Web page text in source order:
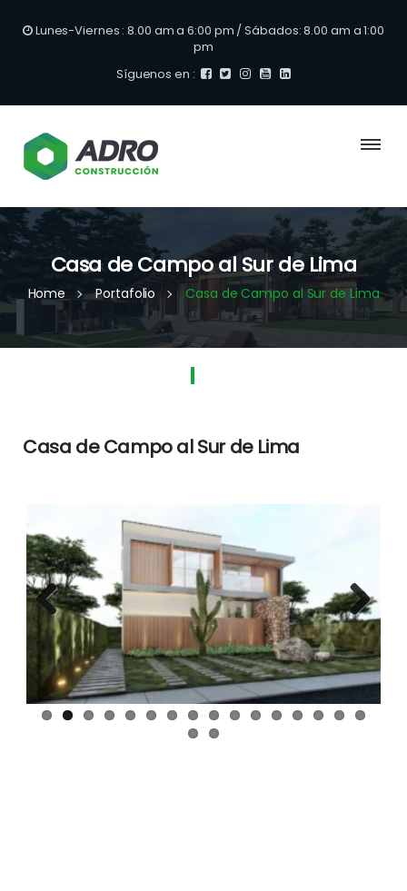
Lunes-Viernes : 8.00 am a 6:00 pm / Sábados: 8.00 am a 1:00
pm
Síguenos en :
Casa de Campo al Sur de Lima
Home Portafolio Casa de Campo al Sur de Lima
Casa de Campo al Sur de Lima
Previous Next